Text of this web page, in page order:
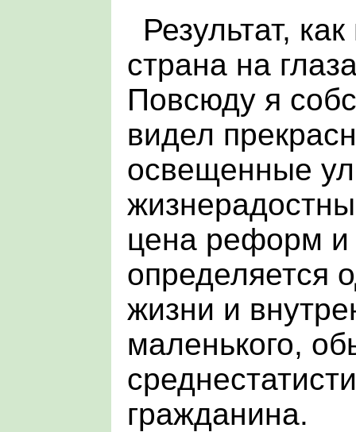
Результат,
страна на
Повсюду я
видел
освещенные
цена реформ и
определяется
жизни и
маленького,
гражданина.